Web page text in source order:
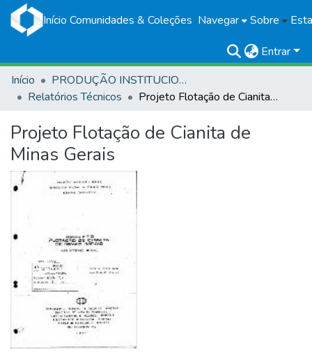
Início Comunidades & Coleções Navegar Sobre
Entrar
Início
PRODUÇÃO INSTITUCIONAL
Relatórios Técnicos
Projeto Flotação de Cianita de Minas Gerais
Projeto Flotação de Cianita de
Minas Gerais